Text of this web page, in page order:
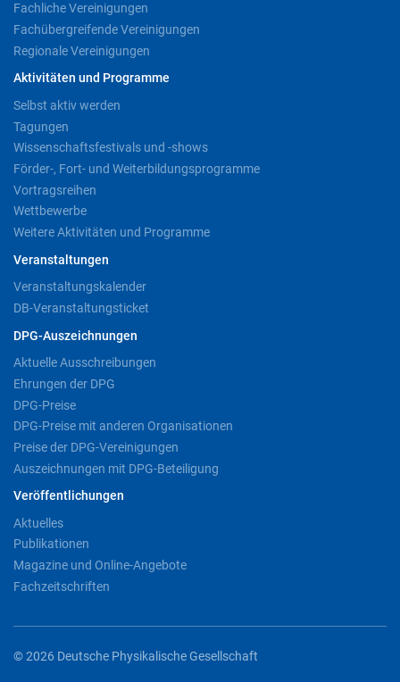
Fachliche Vereinigungen
Fachübergreifende Vereinigungen
Regionale Vereinigungen
Aktivitäten und Programme
Selbst aktiv werden
Tagungen
Wissenschaftsfestivals und -shows
Förder-, Fort- und Weiterbildungsprogramme
Vortragsreihen
Wettbewerbe
Weitere Aktivitäten und Programme
Veranstaltungen
Veranstaltungskalender
DB-Veranstaltungsticket
DPG-Auszeichnungen
Aktuelle Ausschreibungen
Ehrungen der DPG
DPG-Preise
DPG-Preise mit anderen Organisationen
Preise der DPG-Vereinigungen
Auszeichnungen mit DPG-Beteiligung
Veröffentlichungen
Aktuelles
Publikationen
Magazine und Online-Angebote
Fachzeitschriften
© 2026 Deutsche Physikalische Gesellschaft